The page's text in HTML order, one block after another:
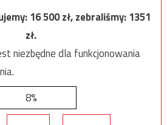
16 500zł, zebraliśmy:1351
zł.
niezbędne dla funkcjonowania
8%